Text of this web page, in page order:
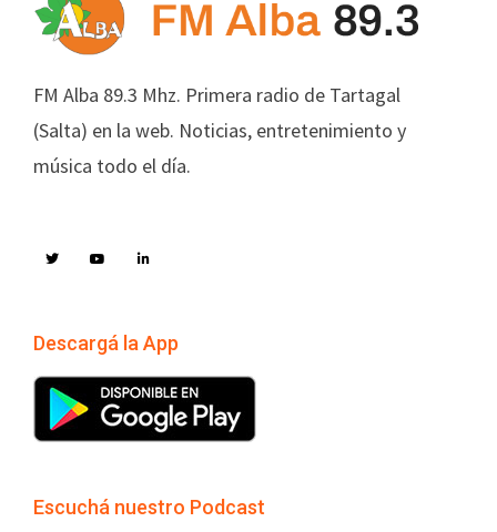
FM Alba 89.3 Mhz. Primera radio de Tartagal
(Salta) en la web. Noticias, entretenimiento y
música todo el día.
Descargá la App
Escuchá nuestro Podcast